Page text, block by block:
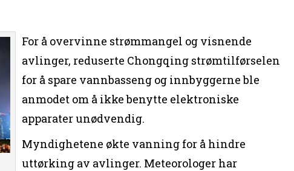
For å overvinne strømmangel og visnende
avlinger, reduserte Chongqing strømtilførselen
for å spare vannbasseng og innbyggerne ble
anmodet om å ikke benytte elektroniske
apparater unødvendig.
Myndighetene økte vanning for å hindre
uttørking av avlinger. Meteorologer har